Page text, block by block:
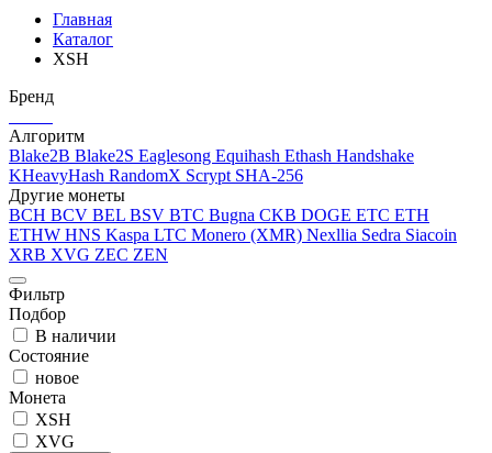
Главная
Каталог
XSH
Бренд
Алгоритм
Blake2B Blake2S Eaglesong Equihash Ethash Handshake
KHeavyHash RandomX Scrypt SHA-256
Другие монеты
BCH BCV BEL BSV BTC Bugna CKB DOGE ETC ETH
ETHW HNS Kaspa LTC Monero (XMR) Nexllia Sedra Siacoin
XRB XVG ZEC ZEN
Фильтр
Подбор
В наличии
Состояние
новое
Монета
XSH
XVG